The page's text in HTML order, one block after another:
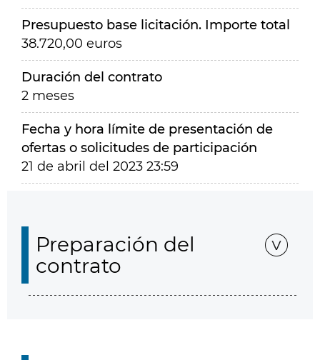
Presupuesto base licitación. Importe total
38.720,00 euros
Duración del contrato
2 meses
Fecha y hora límite de presentación de
ofertas o solicitudes de participación
21 de abril del 2023 23:59
Preparación del
contrato